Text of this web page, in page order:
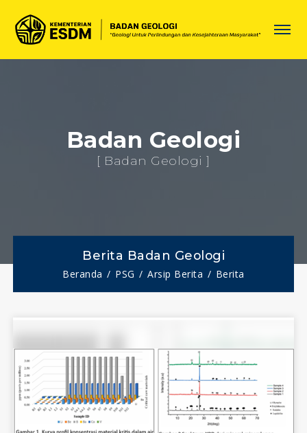
Badan Geologi
[ Badan Geologi ]
Berita Badan Geologi
Beranda PSG Arsip Berita Berita